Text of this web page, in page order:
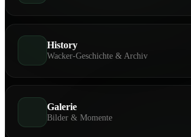
History
Wacker-Geschichte & Archiv
Galerie
Bilder & Momente